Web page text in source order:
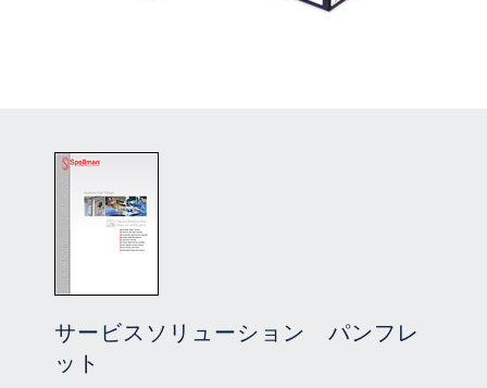
サービスソリューション パンフレ
ット